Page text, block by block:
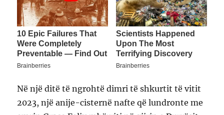
Në një ditë të ngrohtë dimri të shkurtit të vitit
2023, një anije-cisternë nafte që lundronte me